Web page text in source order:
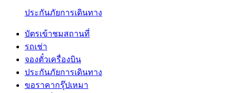
ประกันภัยการเดินทาง
บัตรเข้าชมสถานที่
รถเช่า
จองตั๋วเครื่องบิน
ประกันภัยการเดินทาง
ขอราคากรุ๊ปเหมา